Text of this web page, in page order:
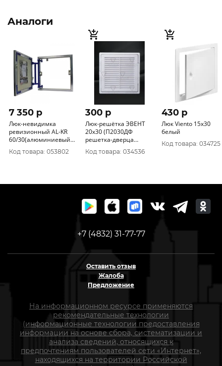
Аналоги
7 350 p
Люк-невидимка
ревизионный AL-KR
60/30(алюминиевый
профиль+регулир.
петли)
Код товара: 053802
300 p
Люк-решётка ЭВЕНТ
20х30 (П2030ДФ
решетка-дверца
(2030ДФ) *
Код товара: 034536
430 p
Люк Viento 15х30
белый
Код товара: 034725
+7 (4832) 31-77-77
Оставить отзыв
Жалоба
Предложение
На информационном ресурсе применяются
рекомендательные технологии
(информационные технологии предоставления
информации на основе сбора, систематизации и
анализа сведений, относящихся к
предпочтениям пользователей сети «Интернет»,
находящихся на территории Российской